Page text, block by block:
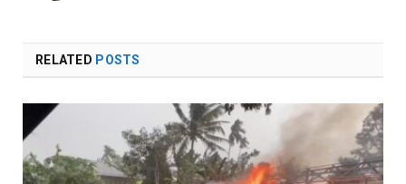
RELATED POSTS